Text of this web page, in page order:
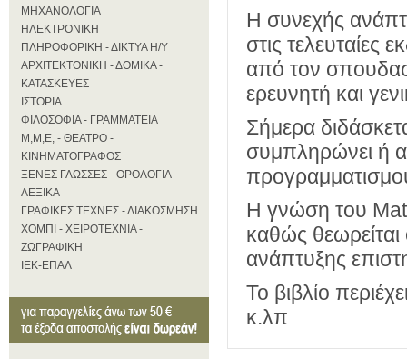
ΜΗΧΑΝΟΛΟΓΙΑ
ΗΛΕΚΤΡΟΝΙΚΗ
ΠΛΗΡΟΦΟΡΙΚΗ - ΔΙΚΤΥΑ Η/Υ
ΑΡΧΙΤΕΚΤΟΝΙΚΗ - ΔΟΜΙΚΑ -
ΚΑΤΑΣΚΕΥΕΣ
ΙΣΤΟΡΙΑ
ΦΙΛΟΣΟΦΙΑ - ΓΡΑΜΜΑΤΕΙΑ
Μ,Μ,Ε, - ΘΕΑΤΡΟ -
ΚΙΝΗΜΑΤΟΓΡΑΦΟΣ
ΞΕΝΕΣ ΓΛΩΣΣΕΣ - ΟΡΟΛΟΓΙΑ
ΛΕΞΙΚΑ
ΓΡΑΦΙΚΕΣ ΤΕΧΝΕΣ - ΔΙΑΚΟΣΜΗΣΗ
ΧΟΜΠΙ - ΧΕΙΡΟΤΕΧΝΙΑ -
ΖΩΓΡΑΦΙΚΗ
ΙΕΚ-ΕΠΑΛ
Η συνεχής
στις τελευταίες
από τον
ερευνητή και
Σήμερα
συμπληρώνει ή
Η γνώση του
καθώς θεωρείται
ανάπτυξης
Το βιβλίο
κ.λπ